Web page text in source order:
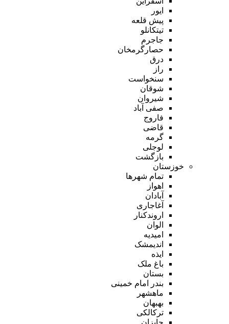
ایور
پیش قلعه
تیتکانلو
جاجرم
حصارگرمخان
درق
راز
سنخواست
شوقان
شیروان
صفی آباد
فاروج
قاضی
گرمه
لوجلی
بازگشت
خوزستان
تمام شهر‌ها
اهواز
آبادان
آغاجاری
اروندکنار
الوان
امیدیه
اندیمشک
ایذه
باغ ملک
بستان
بندر امام خمینی
ماهشهر
بهبهان
ترکالکی
جایزان